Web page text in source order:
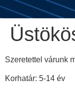
Szeretettel várunk
Korhatár: 5-14 év